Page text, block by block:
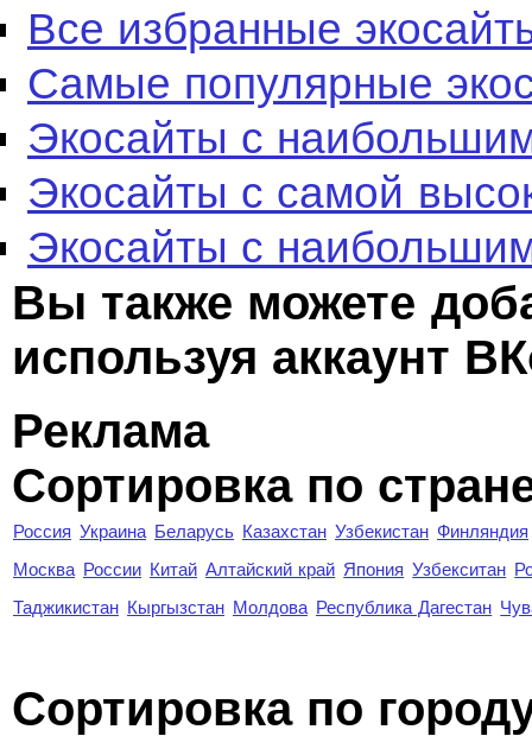
Все избранные
Самые популярные
Экосайты с
Экосайты с самой
Экосайты с
Вы также можете
используя аккаунт
Реклама
Сортировка по
Россия Украина Беларусь Казахстан Узбекистан Финляндия
Москва России Китай Алтайский край Япония Узбекситан
Таджикистан Кыргызстан Молдова Республика Дагестан
Cортировка по